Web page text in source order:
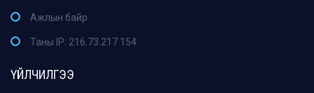
Ажлын байр
Таны IP: 216.73.217.154
ҮЙЛЧИЛГЭЭ